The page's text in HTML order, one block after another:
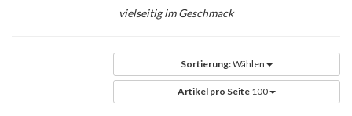
vielseitig im Geschmack
Sortierung:Wählen
Artikel pro Seite 100